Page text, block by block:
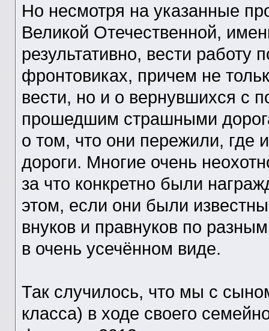
Но несмотря на указанные
Великой Отечественной,
результативно, вести работу
фронтовиках, причем не
вести, но и о вернувшихся с
прошедшим страшными
о том, что они пережили, где
дороги. Многие очень
за что конкретно были
этом, если они были
внуков и правнуков по
в очень усечённом виде.
Так случилось, что мы с
класса) в ходе своего